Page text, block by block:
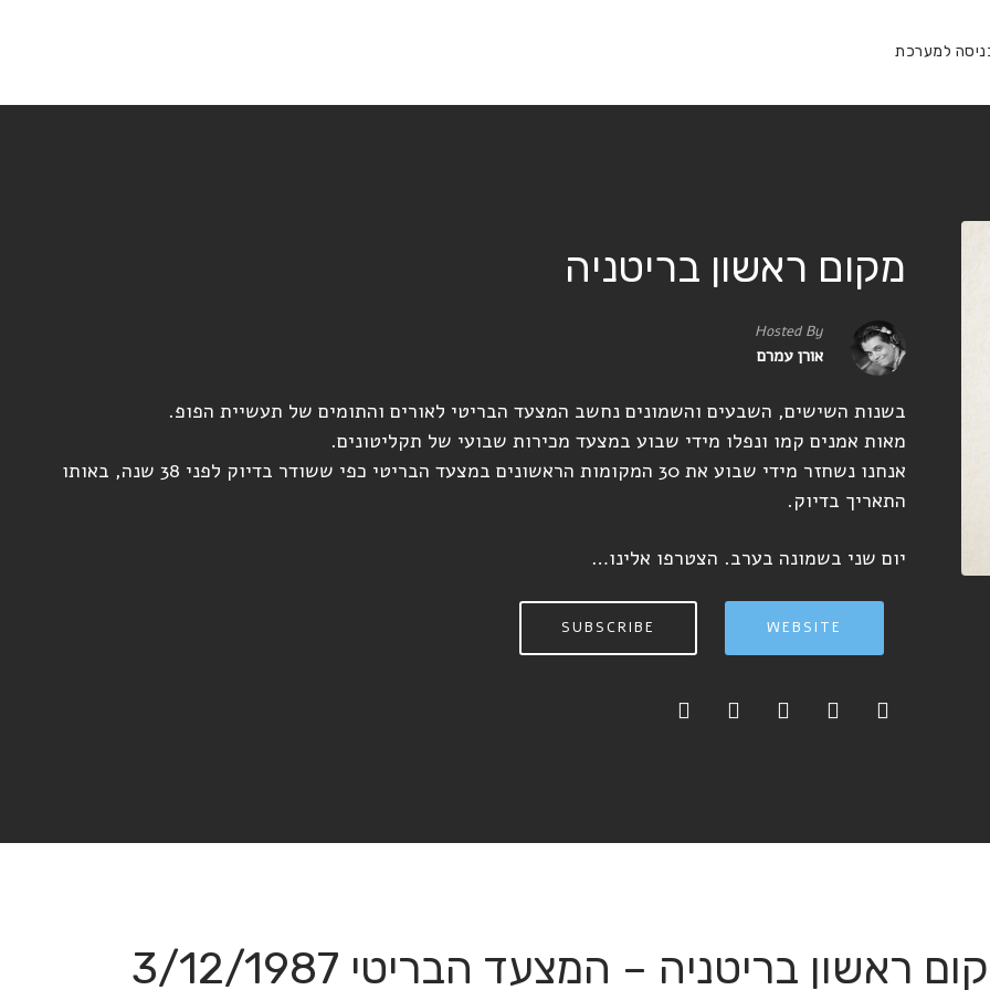
למערכת
מקום ראשון בריטניה
Hosted By
אורן עמרם
בשנות השישים, השבעים והשמונים נחשב המצעד הבריטי לאורים והתומים של תעשיית הפופ.
מאות אמנים קמו ונפלו מידי שבוע במצעד מכירות שבועי של תקליטונים.
אנחנו נשחזר מידי שבוע את 30 המקומות הראשונים במצעד הבריטי כפי ששודר בדיוק לפני 38 שנה, באותו
התאריך בדיוק.
יום שני בשמונה בערב. הצטרפו אלינו…
WEBSITE
SUBSCRIBE
ראשון בריטניה – המצעד הבריטי 3/12/1987